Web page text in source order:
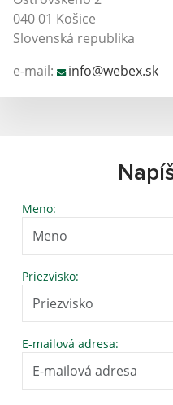
040 01 Košice
Slovenská republika
e-mail:
info@webex.sk
Meno:
Priezvisko:
E-mailová adresa: